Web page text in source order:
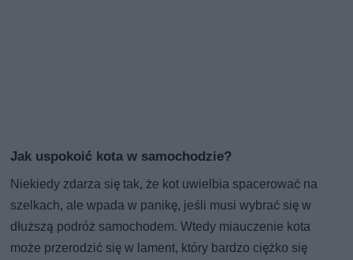
Jak uspokoić kota w samochodzie?
Niekiedy zdarza się tak, że kot uwielbia spacerować na
szelkach, ale wpada w panikę, jeśli musi wybrać się w
dłuższą podróż samochodem. Wtedy miauczenie kota
może przerodzić się w lament, który bardzo ciężko się